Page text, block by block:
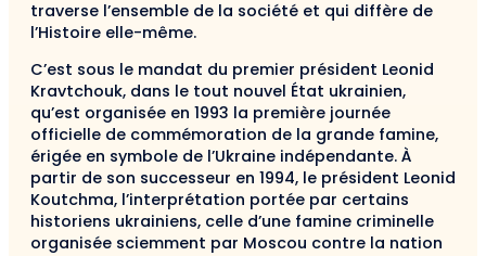
traverse l’ensemble de la société et qui diffère de
l’Histoire elle-même.
C’est sous le mandat du premier président Leonid
Kravtchouk, dans le tout nouvel État ukrainien,
qu’est organisée en 1993 la première journée
officielle de commémoration de la grande famine,
érigée en symbole de l’Ukraine indépendante. À
partir de son successeur en 1994, le président Leonid
Koutchma, l’interprétation portée par certains
historiens ukrainiens, celle d’une famine criminelle
organisée sciemment par Moscou contre la nation